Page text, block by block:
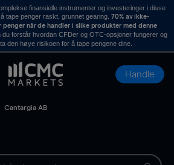
finansielle instrumenter og investeringer i disse
tape penger raskt, grunnet gearing. 70% av ikke-
når de handler i slike produkter med denne
du forstår hvordan CFDer og OTC-opsjoner fungerer og
den høye risikoen for å tape pengene dine.
Handle
Cantargia AB